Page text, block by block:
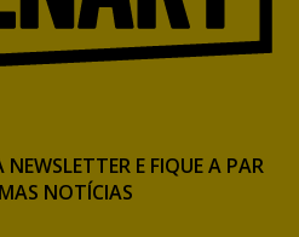
E FIQUE A PAR
NOTÍCIAS